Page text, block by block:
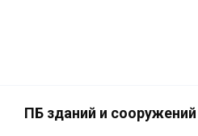
ПБ зданий и сооружений